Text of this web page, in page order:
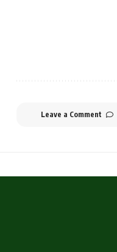
Leave a Comment